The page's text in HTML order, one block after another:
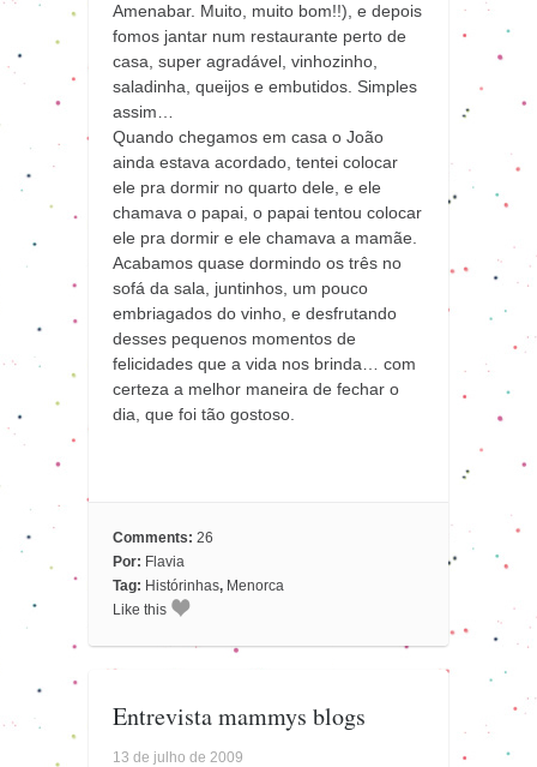
Amenabar. Muito, muito bom!!), e depois
fomos jantar num restaurante perto de
casa, super agradável, vinhozinho,
saladinha, queijos e embutidos. Simples
assim…
Quando chegamos em casa o João
ainda estava acordado, tentei colocar
ele pra dormir no quarto dele, e ele
chamava o papai, o papai tentou colocar
ele pra dormir e ele chamava a mamãe.
Acabamos quase dormindo os três no
sofá da sala, juntinhos, um pouco
embriagados do vinho, e desfrutando
desses pequenos momentos de
felicidades que a vida nos brinda… com
certeza a melhor maneira de fechar o
dia, que foi tão gostoso.
Comments: 26
Por: Flavia
Tag: Histórinhas, Menorca
Like this
Entrevista mammys blogs
13 de julho de 2009